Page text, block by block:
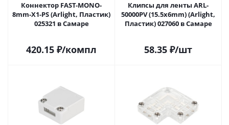
Коннектор FAST-MONO-
8mm-X1-PS (Arlight, Пластик)
025321 в Самаре
420.15 ₽/компл
Клипсы для ленты ARL-
50000PV (15.5x6mm) (Arlight,
Пластик) 027060 в Самаре
58.35 ₽/шт